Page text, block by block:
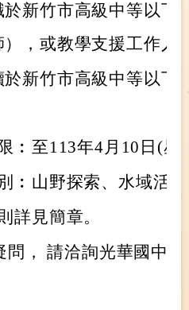
於新竹市高級中等以下
），或教學支援工作人
於新竹市高級中等以下
︰至113年4月10日(星
︰山野探索、水域活
詳見簡章。
問， 請洽詢光華國中